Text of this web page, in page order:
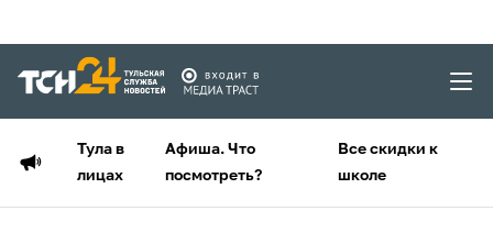
Тула в
лицах
Афиша. Что
посмотреть?
Все скидки к
школе